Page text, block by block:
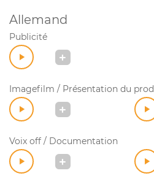
Allemand
Publicité
Imagefilm / Présentation du
Voix off / Documentation